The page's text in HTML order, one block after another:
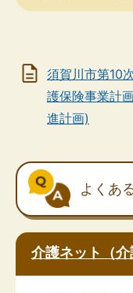
須賀川市第10
護保険事業計
進計画)
よくあ
介護ネット（介